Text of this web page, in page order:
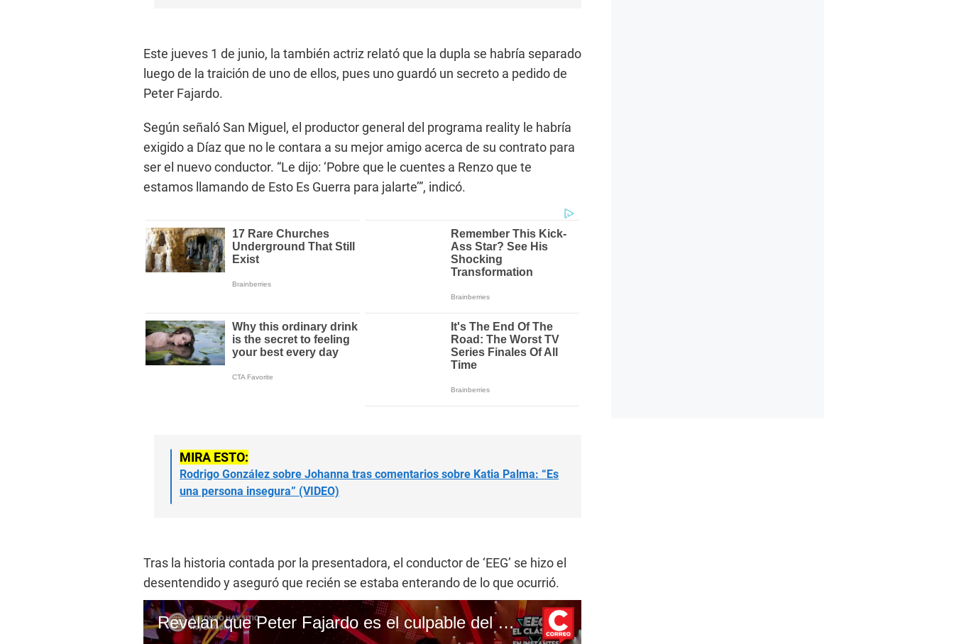
Este jueves 1 de junio, la también actriz relató que la dupla se habría separado
luego de la traición de uno de ellos, pues uno guardó un secreto a pedido de
Peter Fajardo.
Según señaló San Miguel, el productor general del programa reality le habría
exigido a Díaz que no le contara a su mejor amigo acerca de su contrato para
ser el nuevo conductor. “Le dijo: ‘Pobre que le cuentes a Renzo que te
estamos llamando de Esto Es Guerra para jalarte’”, indicó.
MIRA ESTO:
Rodrigo González sobre Johanna tras comentarios sobre Katia Palma: “Es
una persona insegura” (VIDEO)
Tras la historia contada por la presentadora, el conductor de ‘EEG’ se hizo el
desentendido y aseguró que recién se estaba enterando de lo que ocurrió.
Revelan que Peter Fajardo es el culpable del distanciamiento de Renzo Schuller y Gian Piero Díaz